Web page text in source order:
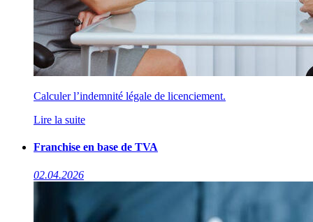
Calculer l’indemnité légale de licenciement.
Lire la suite
Franchise en base de TVA
02.04.2026